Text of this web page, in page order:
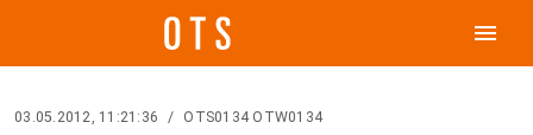
menu
03.05.2012, 11:21:36 / OTS0134 OTW0134